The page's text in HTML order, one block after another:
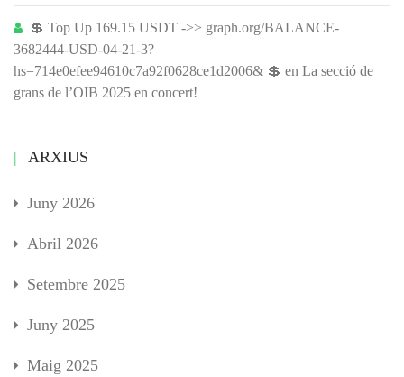
💲 Top Up 169.15 USDT ->> graph.org/BALANCE-
3682444-USD-04-21-3?
hs=714e0efee94610c7a92f0628ce1d2006& 💲 en La secció de
grans de l’OIB 2025 en concert!
ARXIUS
Juny 2026
Abril 2026
Setembre 2025
Juny 2025
Maig 2025